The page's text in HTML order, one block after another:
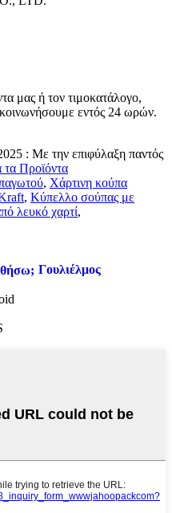
μας ή τον τιμοκατάλογο,
εντός 24 ωρών.
: Με την επιφύλαξη παντός
Προϊόντα
, Χάρτινη κούπα
, Κύπελλο σούπας με
λευκό χαρτί,
Γουλιέλμος